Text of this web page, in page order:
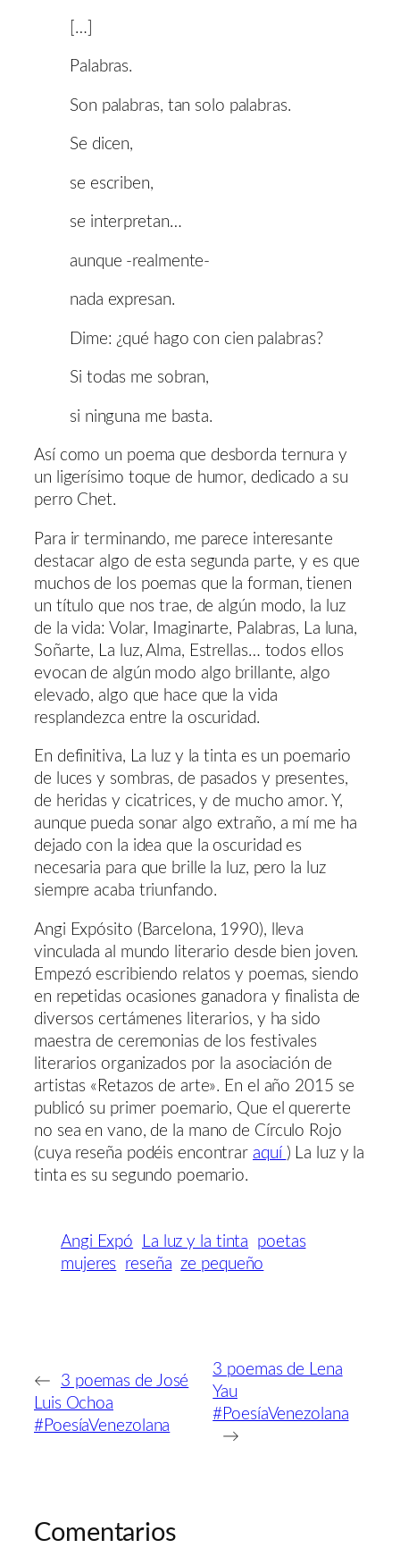
[…]
Palabras.
Son palabras, tan solo palabras.
Se dicen,
se escriben,
se interpretan…
aunque -realmente-
nada expresan.
Dime: ¿qué hago con cien palabras?
Si todas me sobran,
si ninguna me basta.
Así como un poema que desborda ternura y
un ligerísimo toque de humor, dedicado a su
perro Chet.
Para ir terminando, me parece interesante
destacar algo de esta segunda parte, y es que
muchos de los poemas que la forman, tienen
un título que nos trae, de algún modo, la luz
de la vida: Volar, Imaginarte, Palabras, La luna,
Soñarte, La luz, Alma, Estrellas… todos ellos
evocan de algún modo algo brillante, algo
elevado, algo que hace que la vida
resplandezca entre la oscuridad.
En definitiva, La luz y la tinta es un poemario
de luces y sombras, de pasados y presentes,
de heridas y cicatrices, y de mucho amor. Y,
aunque pueda sonar algo extraño, a mí me ha
dejado con la idea que la oscuridad es
necesaria para que brille la luz, pero la luz
siempre acaba triunfando.
Angi Expósito (Barcelona, 1990), lleva
vinculada al mundo literario desde bien joven.
Empezó escribiendo relatos y poemas, siendo
en repetidas ocasiones ganadora y finalista de
diversos certámenes literarios, y ha sido
maestra de ceremonias de los festivales
literarios organizados por la asociación de
artistas «Retazos de arte». En el año 2015 se
publicó su primer poemario, Que el quererte
no sea en vano, de la mano de Círculo Rojo
(cuya reseña podéis encontrar aquí ) La luz y la
tinta es su segundo poemario.
Angi Expó La luz y la tinta
poetas
mujeres
reseña ze pequeño
←
3 poemas de José
Luis Ochoa
#PoesíaVenezolana
3 poemas de Lena
Yau
#PoesíaVenezolana
→
Comentarios